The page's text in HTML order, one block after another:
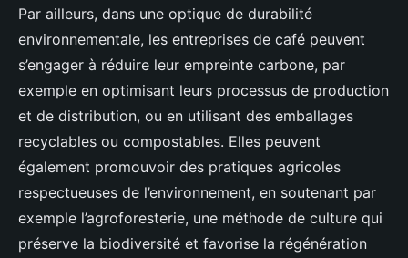
Par ailleurs, dans une optique de durabilité
environnementale, les entreprises de café peuvent
s’engager à réduire leur empreinte carbone, par
exemple en optimisant leurs processus de production
et de distribution, ou en utilisant des emballages
recyclables ou compostables. Elles peuvent
également promouvoir des pratiques agricoles
respectueuses de l’environnement, en soutenant par
exemple l’agroforesterie, une méthode de culture qui
préserve la biodiversité et favorise la régénération